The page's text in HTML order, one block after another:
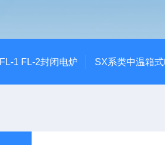
FL-1 FL-2封闭电炉 SX系类中温箱